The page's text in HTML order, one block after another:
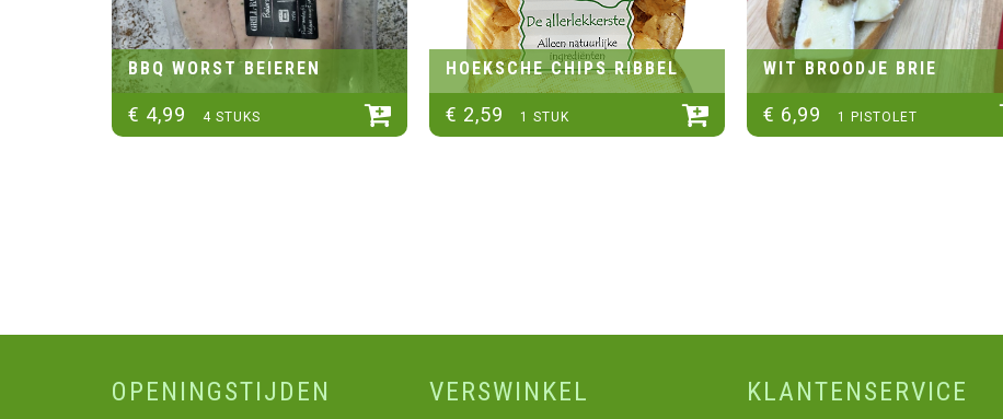
BBQ WORST BEIEREN
€ 4,99 4 STUKS
HOEKSCHE CHIPS RIBBEL
€ 2,59 1 STUK
WIT BROODJE BRIE
€ 6,99 1 PISTOLET
OPENINGSTIJDEN VERSWINKEL KLANTENSERVICE